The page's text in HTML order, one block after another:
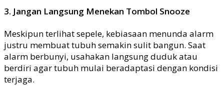
3. Jangan Langsung Menekan Tombol Snooze
Meskipun terlihat sepele, kebiasaan menunda alarm
justru membuat tubuh semakin sulit bangun. Saat
alarm berbunyi, usahakan langsung duduk atau
berdiri agar tubuh mulai beradaptasi dengan kondisi
terjaga.